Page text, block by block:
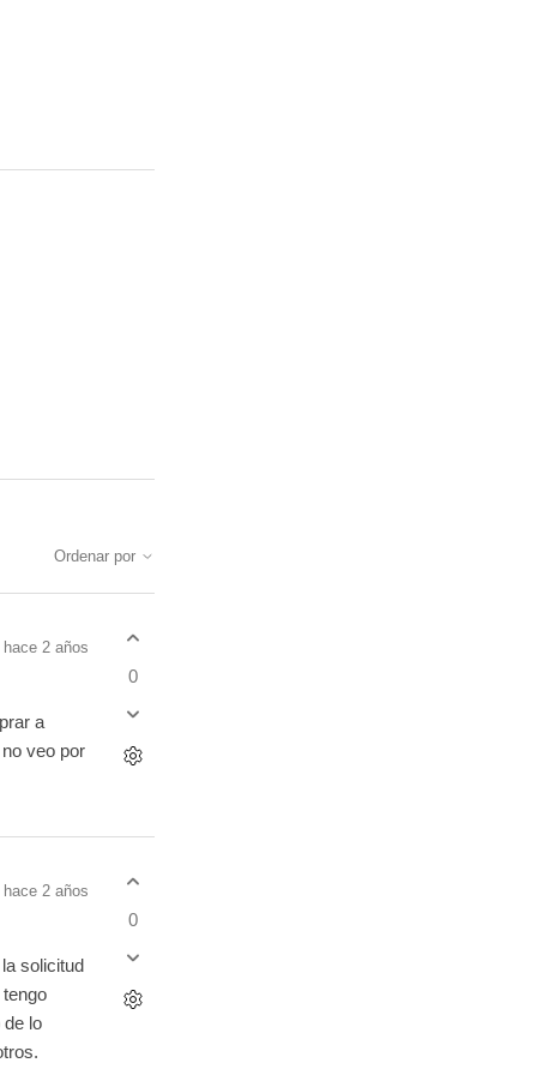
Ordenar por
hace 2 años
a
veo por
0
hace 2 años
solicitud
de lo
0